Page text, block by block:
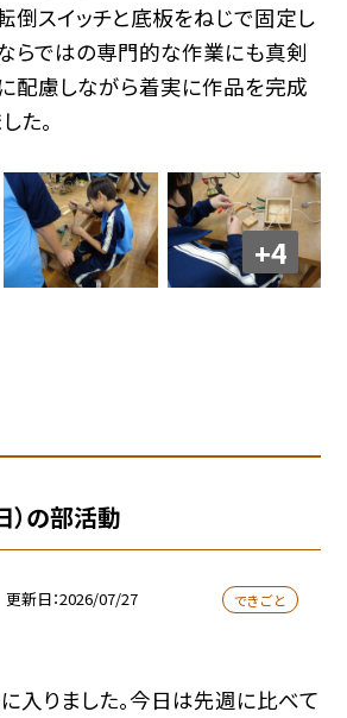
倒スイッチと底板をねじで固定し
らではの専門的な作業にも真剣
配慮しながら着実に作品を完成
た。
+4
）の部活動
更新日 2026/07/27 できごと
入りました。今日は先週に比べて